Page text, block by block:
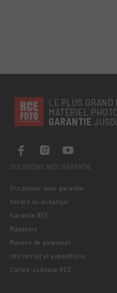
LE PLUS GRAND
MATÉRIEL PHOTO
GARANTIE
OCCASIONS AVEC GARANTIE
Occasions avec garantie
Vendre ou échanger
Garantie RCE
Magasins
Moyens de paiement
Info retrait et expéditions
Cartes-cadeaux RCE